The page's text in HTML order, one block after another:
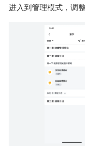
进入到管理模式，调